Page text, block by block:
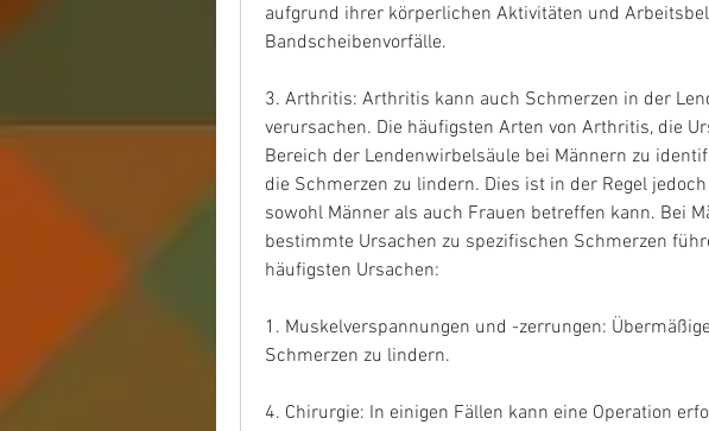
aufgrund ihrer körperlichen Aktivitäten und
Bandscheibenvorfälle.
3. Arthritis: Arthritis kann auch Schmerzen in der
verursachen. Die häufigsten Arten von Arthritis, die
Bereich der Lendenwirbelsäule bei Männern zu
die Schmerzen zu lindern. Dies ist in der Regel
sowohl Männer als auch Frauen betreffen kann. Bei
bestimmte Ursachen zu spezifischen Schmerzen
häufigsten Ursachen:
1. Muskelverspannungen und -zerrungen:
Schmerzen zu lindern.
4. Chirurgie: In einigen Fällen kann eine Operation